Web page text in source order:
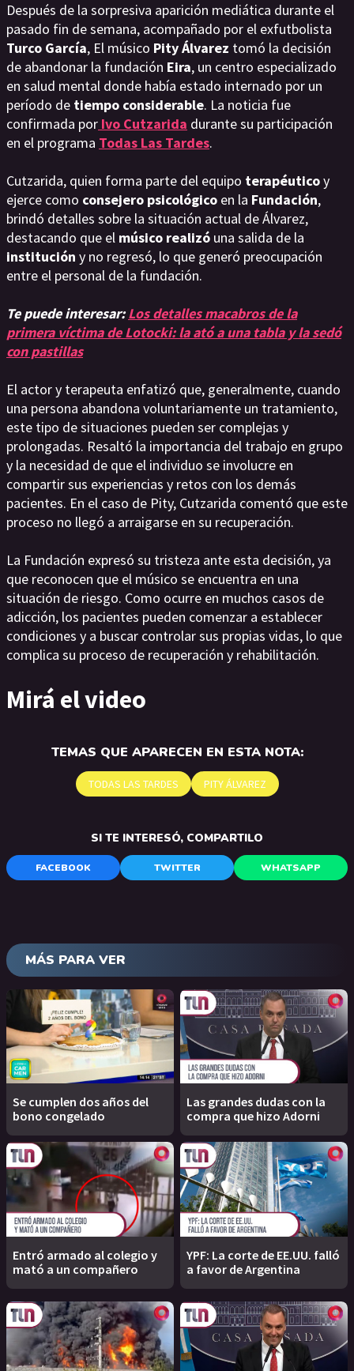
Después de la sorpresiva aparición mediática durante el
pasado fin de semana, acompañado por el exfutbolista
Turco García, El músico PityÁlvarez tomó la decisión
de abandonar la fundación Eira, un centro especializado
en salud mental donde había estado internado por un
período de tiempo considerable. La noticia fue
confirmada por Ivo Cutzarida durante su participación
en el programa Todas Las Tardes.
Cutzarida, quien forma parte del equipo terapéuticoy
ejerce como consejero psicológico en la Fundación,
brindó detalles sobre la situación actual de Álvarez,
destacando que el músico realizó una salida de la
institución y no regresó, lo que generó preocupación
entre el personal de la fundación.
Te puede interesar:Los detalles macabros de la
primera víctima de Lotocki: la ató a una tabla y la sedó
con pastillas
El actor y terapeuta enfatizó que, generalmente, cuando
una persona abandona voluntariamente un tratamiento,
este tipo de situaciones pueden ser complejas y
prolongadas. Resaltó la importancia del trabajo en grupo
y la necesidad de que el individuo se involucre en
compartir sus experiencias y retos con los demás
pacientes. En el caso de Pity, Cutzarida comentó que este
proceso no llegó a arraigarse en su recuperación.
La Fundación expresó su tristeza ante esta decisión, ya
que reconocen que el músico se encuentra en una
situación de riesgo. Como ocurre en muchos casos de
adicción, los pacientes pueden comenzar a establecer
condiciones y a buscar controlar sus propias vidas, lo que
complica su proceso de recuperación y rehabilitación.
Mirá el video
TEMAS QUE APARECEN EN ESTA NOTA:
TODAS LAS TARDES PITY ÁLVAREZ
SI TE INTERESÓ, COMPARTILO
FACEBOOK TWITTER WHATSAPP
MÁS PARA VER
Se cumplen dos años del
bono congelado
Las grandes dudas con la
compra que hizo Adorni
Entró armado al colegio y
mató a un compañero
YPF: La corte de EE.UU. falló
a favor de Argentina